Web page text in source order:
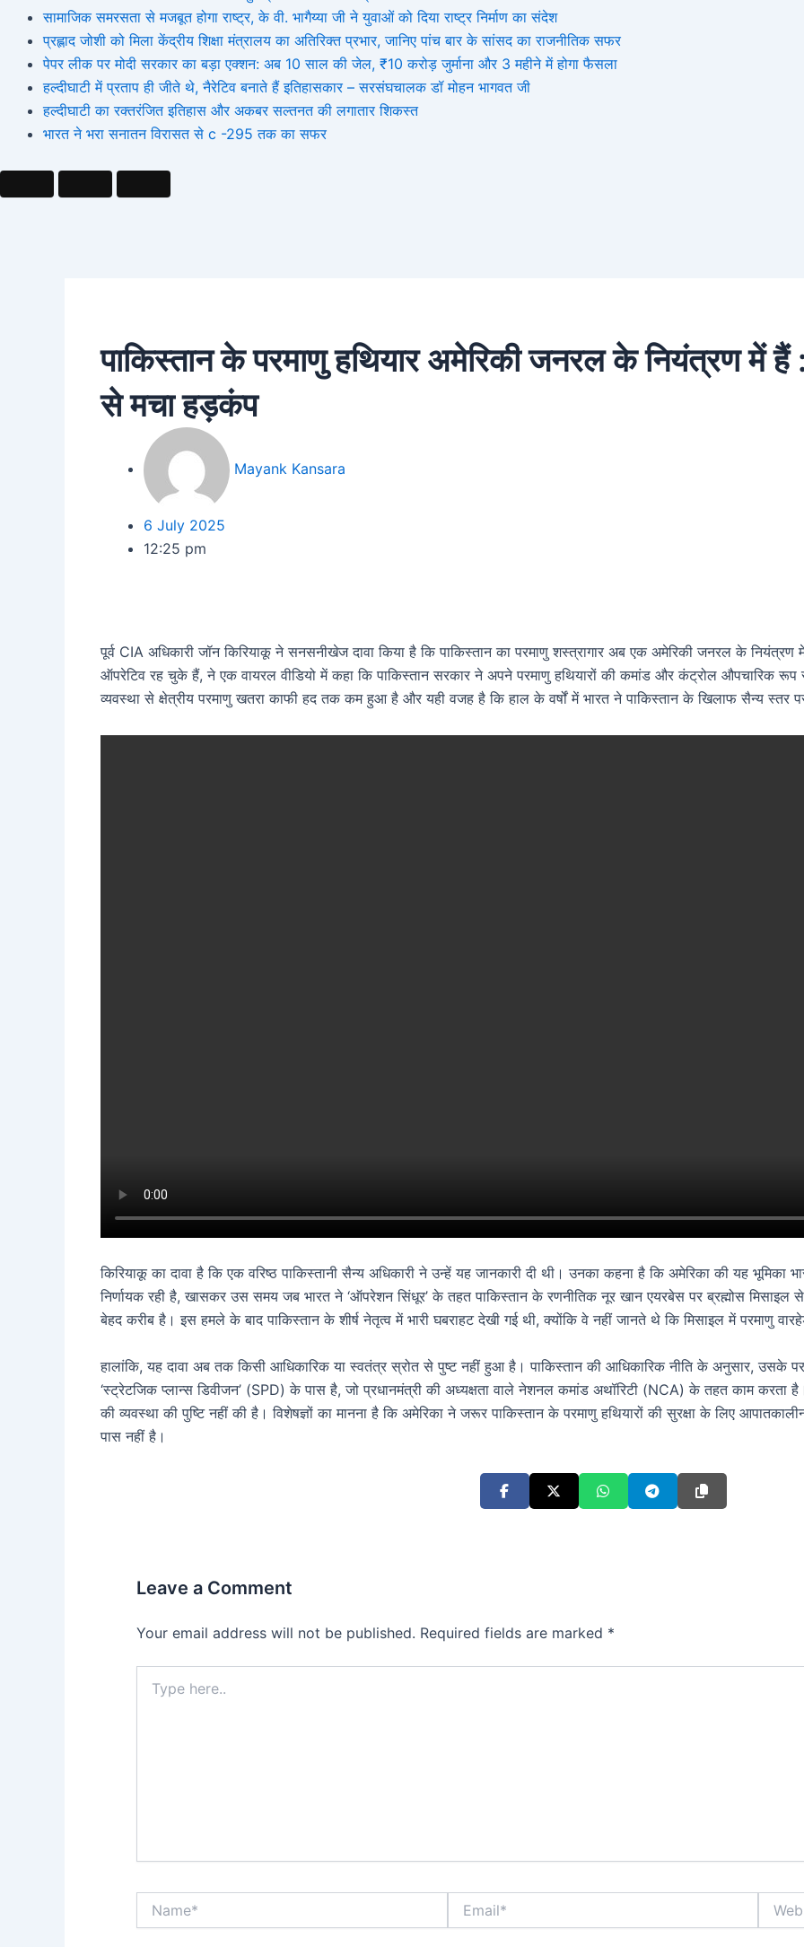
सामाजिक समरसता से मजबूत होगा राष्ट्र, के वी. भागैय्या जी ने युवाओं को दिया राष्ट्र निर्माण का संदेश
प्रह्लाद जोशी को मिला केंद्रीय शिक्षा मंत्रालय का अतिरिक्त प्रभार, जानिए पांच बार के सांसद का राजनीतिक सफर
पेपर लीक पर मोदी सरकार का बड़ा एक्शन: अब 10 साल की जेल, ₹10 करोड़ जुर्माना और 3 महीने में होगा फैसला
हल्दीघाटी में प्रताप ही जीते थे, नैरेटिव बनाते हैं इतिहासकार – सरसंघचालक डॉ मोहन भागवत जी
हल्दीघाटी का रक्तरंजित इतिहास और अकबर सल्तनत की लगातार शिकस्त
भारत ने भरा सनातन विरासत से c -295 तक का सफर
पाकिस्तान के परमाणु हथियार अमेरिकी जनरल के नियंत्रण में हैं
से मचा हड़कंप
Mayank Kansara
6 July 2025
12:25 pm
पूर्व CIA अधिकारी जॉन किरियाकू ने सनसनीखेज दावा किया है कि पाकिस्तान का परमाणु शस्त्रागार अब एक अमेरिकी जनरल के
ऑपरेटिव रह चुके हैं, ने एक वायरल वीडियो में कहा कि पाकिस्तान सरकार ने अपने परमाणु हथियारों की कमांड और कंट्रोल औपचारिक
व्यवस्था से क्षेत्रीय परमाणु खतरा काफी हद तक कम हुआ है और यही वजह है कि हाल के वर्षों में भारत ने पाकिस्तान के खिलाफ सैन्य स्तर
किरियाकू का दावा है कि एक वरिष्ठ पाकिस्तानी सैन्य अधिकारी ने उन्हें यह जानकारी दी थी। उनका कहना है कि अमेरिका की यह
निर्णायक रही है, खासकर उस समय जब भारत ने ‘ऑपरेशन सिंधूर’ के तहत पाकिस्तान के रणनीतिक नूर खान एयरबेस पर ब्रह्मोस मिसाइल
बेहद करीब है। इस हमले के बाद पाकिस्तान के शीर्ष नेतृत्व में भारी घबराहट देखी गई थी, क्योंकि वे नहीं जानते थे कि मिसाइल में परमाणु
हालांकि, यह दावा अब तक किसी आधिकारिक या स्वतंत्र स्रोत से पुष्ट नहीं हुआ है। पाकिस्तान की आधिकारिक नीति के अनुसार, उसके
‘स्ट्रेटजिक प्लान्स डिवीजन’ (SPD) के पास है, जो प्रधानमंत्री की अध्यक्षता वाले नेशनल कमांड अथॉरिटी (NCA) के तहत काम करता
की व्यवस्था की पुष्टि नहीं की है। विशेषज्ञों का मानना है कि अमेरिका ने जरूर पाकिस्तान के परमाणु हथियारों की सुरक्षा के लिए
पास नहीं है।
Leave a Comment
Your email address will not be published. Required fields are marked *
here..